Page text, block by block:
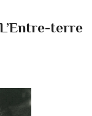
terre